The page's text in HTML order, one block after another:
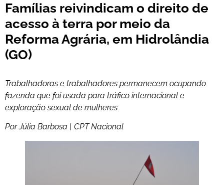
Famílias reivindicam o direito de
acesso à terra por meio da
Reforma Agrária, em Hidrolândia
(GO)
Trabalhadoras e trabalhadores permanecem ocupando
fazenda que foi usada para tráfico internacional e
exploração sexual de mulheres
Por Júlia Barbosa | CPT Nacional